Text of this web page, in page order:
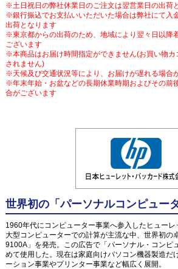
※土日祝日の弊社休業日のご注文は翌営業日の出荷
※銀行振込でお支払いいただいた場合は弊社にて入
出荷となります
※東京都からの出荷のため、地域により翌々日以降
ございます
※本商品はお届け時間指定ができません(お買い物カ
されません)
※天候及び交通状況等により、お届けが遅れる場合
※年末年始・お盆などの長期休業時期およびその前
合がございます
世界初の「パーソナルコンピュ
1960年代にコンピューター事業へ参入したヒュー
大型コンピューターでの計算が主流な中、世界初の
9100A」を発売。この広告で「パーソナル・コンピ
めて使用した。現在は家庭向けパソコン機器製造だ
ーション事業やプリンター事業など幅広く展開。